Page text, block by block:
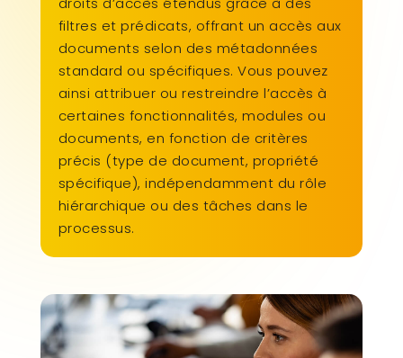
filtres et prédicats, offrant un accès aux
documents selon des métadonnées
standard ou spécifiques. Vous pouvez
ainsi attribuer ou restreindre l’accès à
certaines fonctionnalités, modules ou
documents, en fonction de critères
précis (type de document, propriété
spécifique), indépendamment du rôle
hiérarchique ou des tâches dans le
processus.